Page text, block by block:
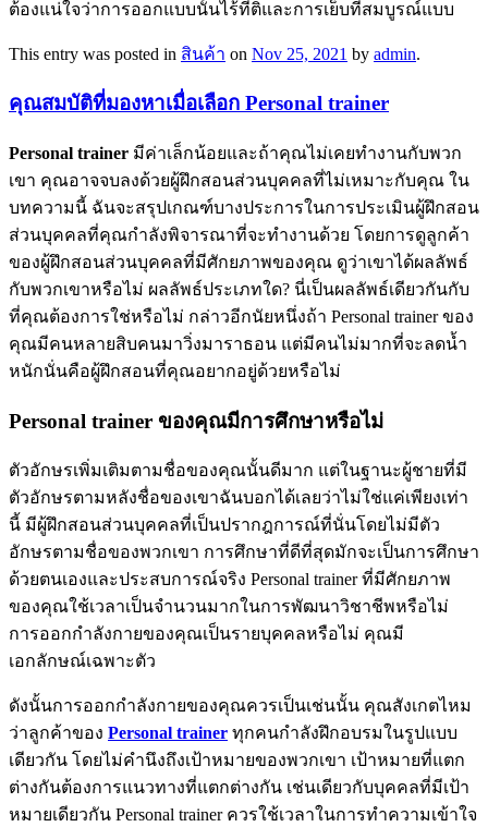
ต้องแน่ใจว่าการออกแบบนั้นไร้ที่ติและการเย็บที่สมบูรณ์แบบ
This entry was posted in สินค้า on Nov 25, 2021 by admin.
คุณสมบัติที่มองหาเมื่อเลือก Personal trainer
Personal trainer มีค่าเล็กน้อยและถ้าคุณไม่เคยทำงานกับพวก
เขา คุณอาจจบลงด้วยผู้ฝึกสอนส่วนบุคคลที่ไม่เหมาะกับคุณ ใน
บทความนี้ ฉันจะสรุปเกณฑ์บางประการในการประเมินผู้ฝึกสอน
ส่วนบุคคลที่คุณกำลังพิจารณาที่จะทำงานด้วย โดยการดูลูกค้า
ของผู้ฝึกสอนส่วนบุคคลที่มีศักยภาพของคุณ ดูว่าเขาได้ผลลัพธ์
กับพวกเขาหรือไม่ ผลลัพธ์ประเภทใด? นี่เป็นผลลัพธ์เดียวกันกับ
ที่คุณต้องการใช่หรือไม่ กล่าวอีกนัยหนึ่งถ้า Personal trainer ของ
คุณมีคนหลายสิบคนมาวิ่งมาราธอน แต่มีคนไม่มากที่จะลดน้ำ
หนักนั่นคือผู้ฝึกสอนที่คุณอยากอยู่ด้วยหรือไม่
Personal trainer ของคุณมีการศึกษาหรือไม่
ตัวอักษรเพิ่มเติมตามชื่อของคุณนั้นดีมาก แต่ในฐานะผู้ชายที่มี
ตัวอักษรตามหลังชื่อของเขาฉันบอกได้เลยว่าไม่ใช่แค่เพียงเท่า
นี้ มีผู้ฝึกสอนส่วนบุคคลที่เป็นปรากฎการณ์ที่นั่นโดยไม่มีตัว
อักษรตามชื่อของพวกเขา การศึกษาที่ดีที่สุดมักจะเป็นการศึกษา
ด้วยตนเองและประสบการณ์จริง Personal trainer ที่มีศักยภาพ
ของคุณใช้เวลาเป็นจำนวนมากในการพัฒนาวิชาชีพหรือไม่
การออกกำลังกายของคุณเป็นรายบุคคลหรือไม่ คุณมี
เอกลักษณ์เฉพาะตัว
ดังนั้นการออกกำลังกายของคุณควรเป็นเช่นนั้น คุณสังเกตไหม
ว่าลูกค้าของ Personal trainer ทุกคนกำลังฝึกอบรมในรูปแบบ
เดียวกัน โดยไม่คำนึงถึงเป้าหมายของพวกเขา เป้าหมายที่แตก
ต่างกันต้องการแนวทางที่แตกต่างกัน เช่นเดียวกับบุคคลที่มีเป้า
หมายเดียวกัน Personal trainer ควรใช้เวลาในการทำความเข้าใจ